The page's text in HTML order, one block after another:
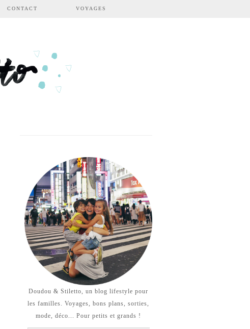
CONTACT VOYAGES
Doudou & Stiletto, un blog lifestyle pour
les familles. Voyages, bons plans, sorties,
mode, déco... Pour petits et grands !